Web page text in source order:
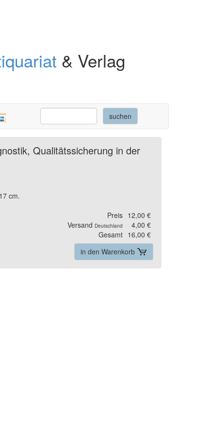
& Verlag
Qualitätssicherung in der
cm.
Preis 12,00 €
Versand Deutschland
4,00 €
Gesamt 16,00 €
in den Warenkorb